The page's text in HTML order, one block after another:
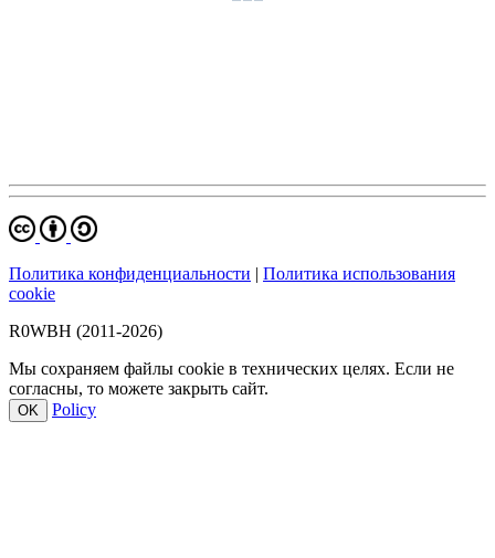
Политика конфиденциальности | Политика использования
cookie
R0WBH (2011-2026)
Мы сохраняем файлы cookie в технических целях. Если не
согласны, то можете закрыть сайт.
OK Policy